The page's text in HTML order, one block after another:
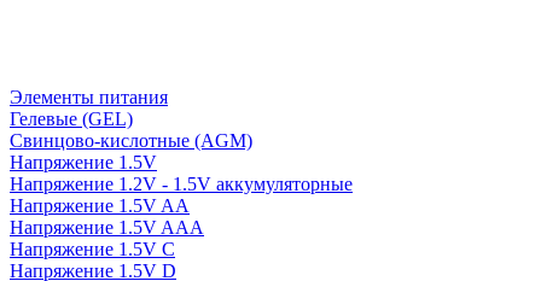
Элементы питания
Гелевые (GEL)
Свинцово-кислотные (AGM)
Напряжение 1.5V
Напряжение 1.2V - 1.5V аккумуляторные
Напряжение 1.5V AA
Напряжение 1.5V AAA
Напряжение 1.5V C
Напряжение 1.5V D